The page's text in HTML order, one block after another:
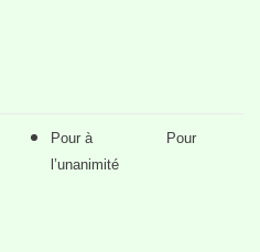
Pour à
l’unanimité
Pour